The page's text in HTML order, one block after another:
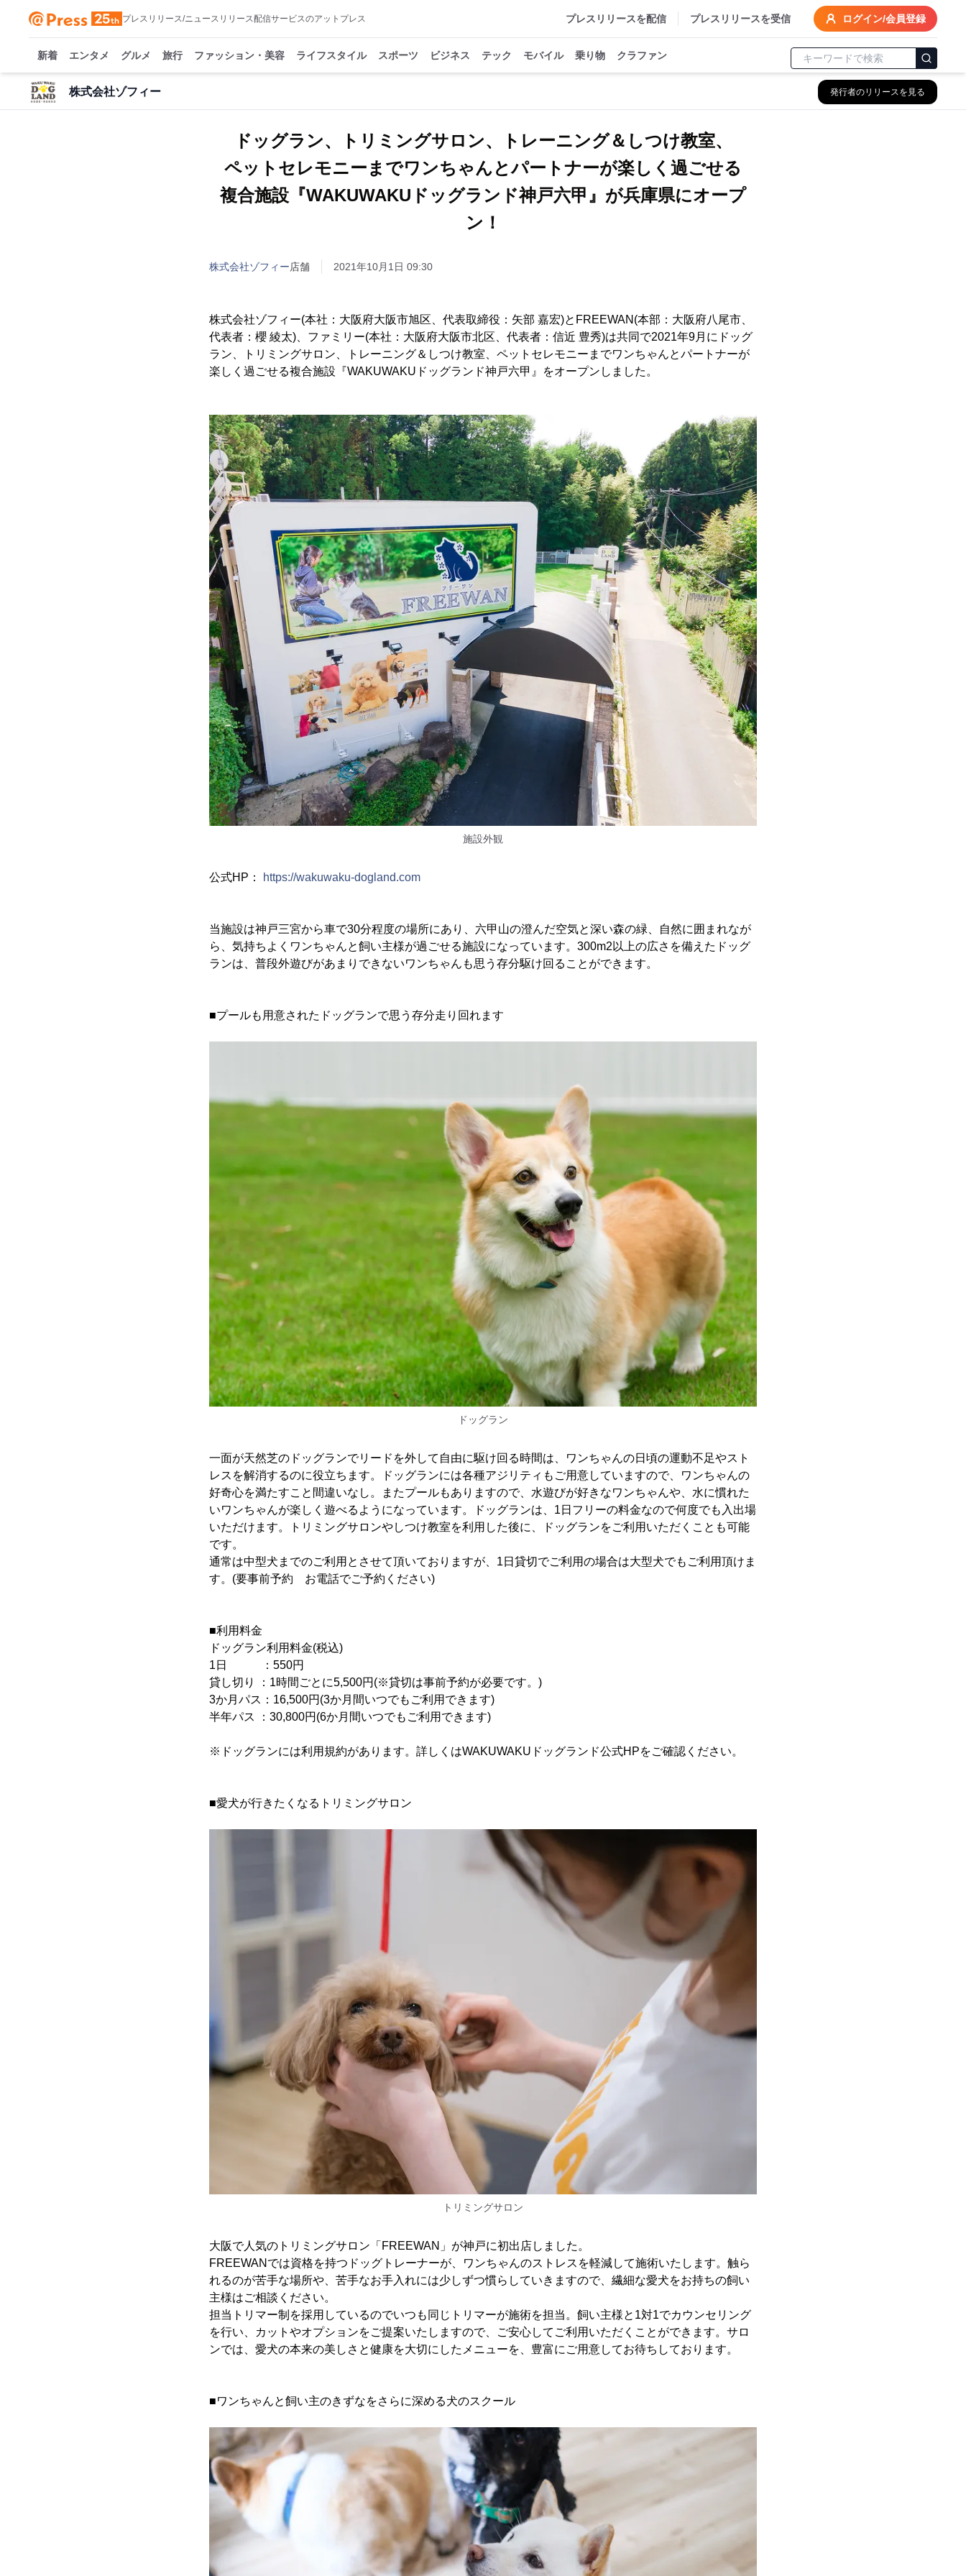
プレスリリース/ニュースリリース配信サービスのアットプレス プレスリリースを配信 プレスリリースを受信 ログイン/会員登録
新着 エンタメ グルメ 旅行 ファッション・美容 ライフスタイル スポーツ ビジネス テック モバイル 乗り物 クラファン
株式会社ゾフィー 発行者のリリースを見る
ドッグラン、トリミングサロン、トレーニング＆しつけ教室、
ペットセレモニーまでワンちゃんとパートナーが楽しく過ごせる
複合施設『WAKUWAKUドッグランド神戸六甲』が兵庫県にオープ
ン！
株式会社ゾフィー店舗 2021年10月1日 09:30
株式会社ゾフィー(本社：大阪府大阪市旭区、代表取締役：矢部 嘉宏)とFREEWAN(本部：大阪府八尾市、
代表者：櫻 綾太)、ファミリー(本社：大阪府大阪市北区、代表者：信近 豊秀)は共同で2021年9月にドッグ
ラン、トリミングサロン、トレーニング＆しつけ教室、ペットセレモニーまでワンちゃんとパートナーが
楽しく過ごせる複合施設『WAKUWAKUドッグランド神戸六甲』をオープンしました。
施設外観
公式HP： https://wakuwaku-dogland.com
当施設は神戸三宮から車で30分程度の場所にあり、六甲山の澄んだ空気と深い森の緑、自然に囲まれなが
ら、気持ちよくワンちゃんと飼い主様が過ごせる施設になっています。300m2以上の広さを備えたドッグ
ランは、普段外遊びがあまりできないワンちゃんも思う存分駆け回ることができます。
■プールも用意されたドッグランで思う存分走り回れます
ドッグラン
一面が天然芝のドッグランでリードを外して自由に駆け回る時間は、ワンちゃんの日頃の運動不足やスト
レスを解消するのに役立ちます。ドッグランには各種アジリティもご用意していますので、ワンちゃんの
好奇心を満たすこと間違いなし。またプールもありますので、水遊びが好きなワンちゃんや、水に慣れた
いワンちゃんが楽しく遊べるようになっています。ドッグランは、1日フリーの料金なので何度でも入出場
いただけます。トリミングサロンやしつけ教室を利用した後に、ドッグランをご利用いただくことも可能
です。
通常は中型犬までのご利用とさせて頂いておりますが、1日貸切でご利用の場合は大型犬でもご利用頂けま
す。(要事前予約 お電話でご予約ください)
■利用料金
ドッグラン利用料金(税込)
1日 ：550円
貸し切り ：1時間ごとに5,500円(※貸切は事前予約が必要です。)
3か月パス：16,500円(3か月間いつでもご利用できます)
半年パス ：30,800円(6か月間いつでもご利用できます)
※ドッグランには利用規約があります。詳しくはWAKUWAKUドッグランド公式HPをご確認ください。
■愛犬が行きたくなるトリミングサロン
トリミングサロン
大阪で人気のトリミングサロン「FREEWAN」が神戸に初出店しました。
FREEWANでは資格を持つドッグトレーナーが、ワンちゃんのストレスを軽減して施術いたします。触ら
れるのが苦手な場所や、苦手なお手入れには少しずつ慣らしていきますので、繊細な愛犬をお持ちの飼い
主様はご相談ください。
担当トリマー制を採用しているのでいつも同じトリマーが施術を担当。飼い主様と1対1でカウンセリング
を行い、カットやオプションをご提案いたしますので、ご安心してご利用いただくことができます。サロ
ンでは、愛犬の本来の美しさと健康を大切にしたメニューを、豊富にご用意してお待ちしております。
■ワンちゃんと飼い主のきずなをさらに深める犬のスクール